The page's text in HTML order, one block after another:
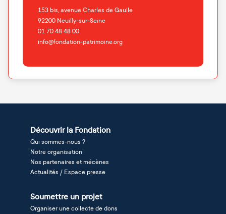
153 bis, avenue Charles de Gaulle
92200 Neuilly-sur-Seine
01 70 48 48 00
info@fondation-patrimoine.org
Découvrir la Fondation
Qui sommes-nous ?
Notre organisation
Nos partenaires et mécènes
Actualités / Espace presse
Soumettre un projet
Organiser une collecte de dons